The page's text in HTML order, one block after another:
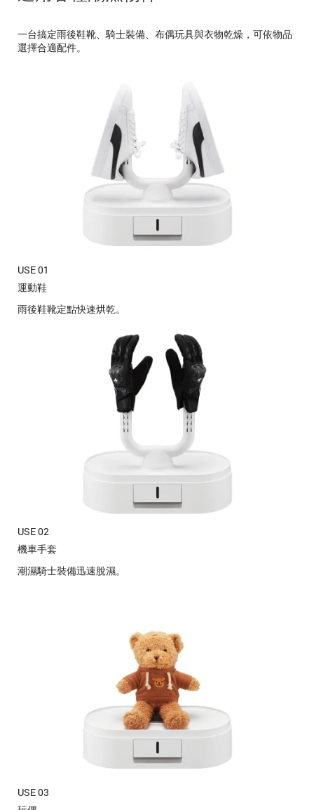
一台搞定雨後鞋靴、騎士裝備、布偶玩具與衣物乾燥，可依物品
選擇合適配件。
USE 01
運動鞋
雨後鞋靴定點快速烘乾。
USE 02
機車手套
潮濕騎士裝備迅速脫濕。
USE 03